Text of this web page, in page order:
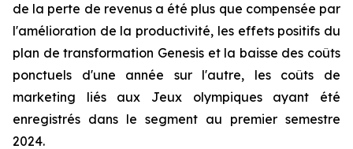
de la perte de revenus a été plus que compensée par
l'amélioration de la productivité, les effets positifs du
plan de transformation Genesis et la baisse des coûts
ponctuels d'une année sur l'autre, les coûts de
marketing liés aux Jeux olympiques ayant été
enregistrés dans le segment au premier semestre
2024.